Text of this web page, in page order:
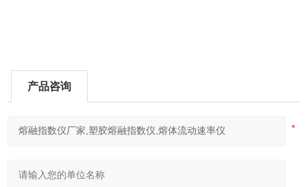
产品咨询